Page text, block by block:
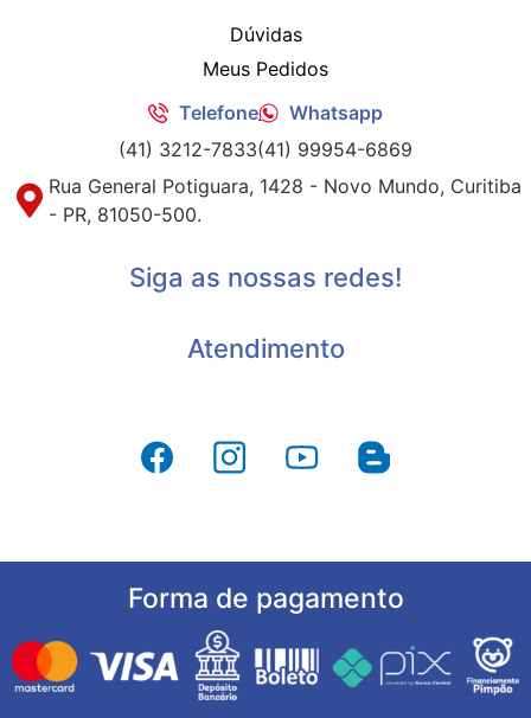
Dúvidas
Meus Pedidos
Telefone
Whatsapp
(41) 3212-7833(41) 99954-6869
Rua General Potiguara, 1428 - Novo Mundo, Curitiba
- PR, 81050-500.
Siga as nossas redes!
Atendimento
Forma de pagamento